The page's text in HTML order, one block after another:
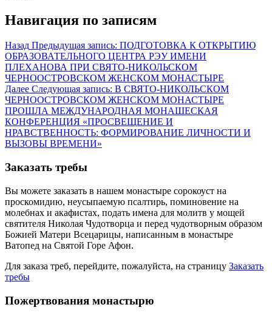
Навигация по записям
Назад Предыдущая запись: ПОДГОТОВКА К ОТКРЫТИЮ
ОБРАЗОВАТЕЛЬНОГО ЦЕНТРА РЭУ ИМЕНИ
ПЛЕХАНОВА ПРИ СВЯТО-НИКОЛЬСКОМ
ЧЕРНООСТРОВСКОМ ЖЕНСКОМ МОНАСТЫРЕ
Далее Следующая запись: В СВЯТО-НИКОЛЬСКОМ
ЧЕРНООСТРОВСКОМ ЖЕНСКОМ МОНАСТЫРЕ
ПРОШЛА МЕЖДУНАРОДНАЯ МОНАШЕСКАЯ
КОНФЕРЕНЦИЯ «ПРОСВЕЩЕНИЕ И
НРАВСТВЕННОСТЬ: ФОРМИРОВАНИЕ ЛИЧНОСТИ И
ВЫЗОВЫ ВРЕМЕНИ»
Заказать требы
Вы можете заказать в нашем монастыре сорокоуст на
проскомидию, неусыпаемую псалтирь, поминовение на
молебнах и акафистах, подать имена для молитв у мощей
святителя Николая Чудотворца и перед чудотворным образом
Божией Матери Всецарицы, написанным в монастыре
Ватопед на Святой Горе Афон.
Для заказа треб, перейдите, пожалуйста, на страницу Заказать
требы
Пожертвования монастырю